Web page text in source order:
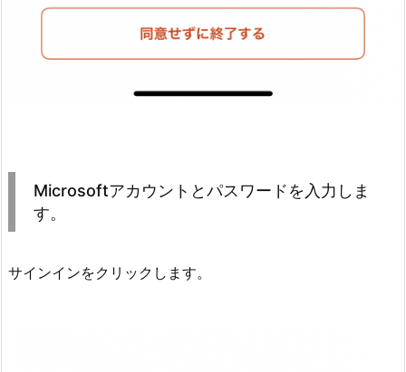
Microsoftアカウントとパスワードを入力しま
す。
サインインをクリックします。